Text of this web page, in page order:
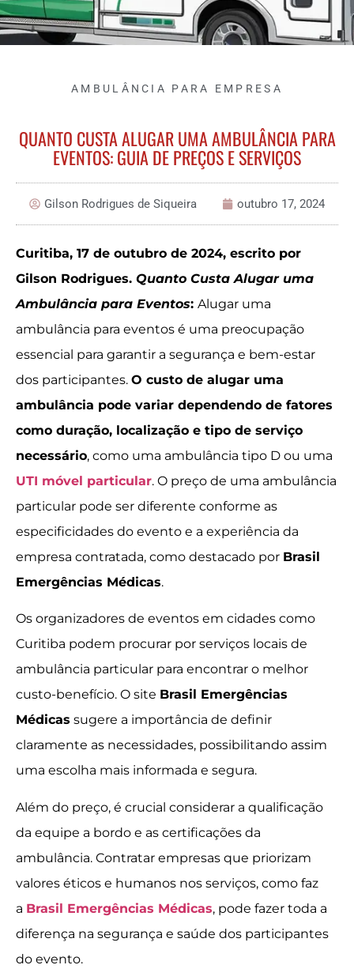
AMBULÂNCIA PARA EMPRESA
QUANTO CUSTA ALUGAR UMA AMBULÂNCIA PARA
EVENTOS: GUIA DE PREÇOS E SERVIÇOS
Gilson Rodrigues de Siqueira outubro 17, 2024
Curitiba, 17 de outubro de 2024, escrito por
Gilson Rodrigues. Quanto Custa Alugar uma
Ambulância para Eventos: Alugar uma
ambulância para eventos é uma preocupação
essencial para garantir a segurança e bem-estar
dos participantes. O custo de alugar uma
ambulância pode variar dependendo de fatores
como duração, localização e tipo de serviço
necessário, como uma ambulância tipo D ou uma
UTI móvel particular. O preço de uma ambulância
particular pode ser diferente conforme as
especificidades do evento e a experiência da
empresa contratada, como destacado por Brasil
Emergências Médicas.
Os organizadores de eventos em cidades como
Curitiba podem procurar por serviços locais de
ambulância particular para encontrar o melhor
custo-benefício. O site Brasil Emergências
Médicas sugere a importância de definir
claramente as necessidades, possibilitando assim
uma escolha mais informada e segura.
Além do preço, é crucial considerar a qualificação
da equipe a bordo e as certificações da
ambulância. Contratar empresas que priorizam
valores éticos e humanos nos serviços, como faz
a Brasil Emergências Médicas, pode fazer toda a
diferença na segurança e saúde dos participantes
do evento.